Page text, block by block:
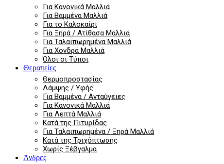
Για Κανονικά Μαλλιά
Για Βαμμένα Μαλλιά
Για το Καλοκαίρι
Για Ξηρά / Ατίθασα Μαλλιά
Για Ταλαιπωρημένα Μαλλιά
Για Χονδρά Μαλλιά
Όλοι οι Τύποι
Θεραπείες
Θερμοπροστασίας
Λάμψης / Υφής
Για Βαμμένα / Ανταύγειες
Για Κανονικά Μαλλιά
Για Λεπτά Μαλλιά
Κατά της Πιτυρίδας
Για Ταλαιπωρημένα / Ξηρά Μαλλιά
Κατά της Τριχόπτωσης
Χωρίς Ξέβγαλμα
Άνδρες